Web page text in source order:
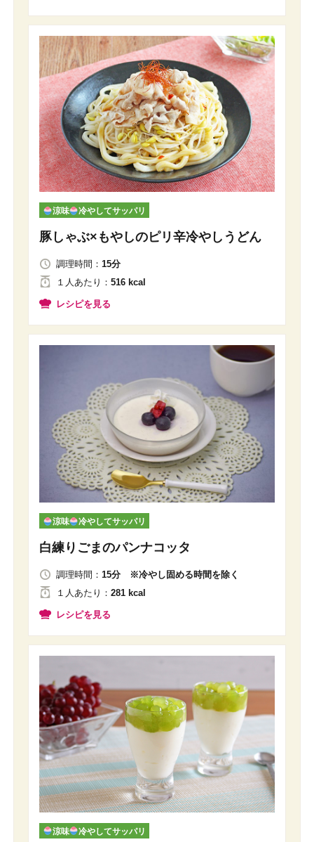
涼味 冷やしてサッパリ
豚しゃぶ×もやしのピリ辛冷やしうどん
調理時間： 15分
１人あたり ： 516 kcal
レシピを見る
涼味 冷やしてサッパリ
白練りごまのパンナコッタ
調理時間： 15分 ※冷やし固める時間を除く
１人あたり ： 281 kcal
レシピを見る
涼味 冷やしてサッパリ